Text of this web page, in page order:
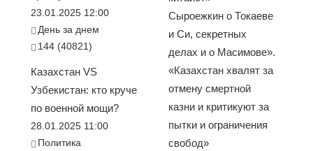
23.01.2025 12:00
День за днем
144 (40821)
Казахстан VS
Узбекистан: кто круче
по военной мощи?
28.01.2025 11:00
Политика
Сыроежкин о Токаеве
и Си, секретных
делах и о Масимове».
«Казахстан хвалят за
отмену смертной
казни и критикуют за
пытки и ограничения
свобод»